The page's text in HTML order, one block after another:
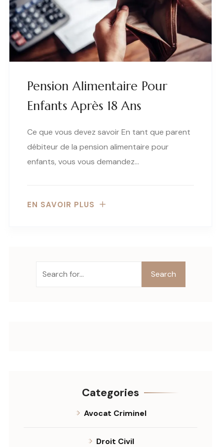
Pension Alimentaire Pour
Enfants Après 18 Ans
Ce que vous devez savoir En tant que parent
débiteur de la pension alimentaire pour
enfants, vous vous demandez…
EN SAVOIR PLUS
Search
Categories
Avocat Criminel
Droit Civil